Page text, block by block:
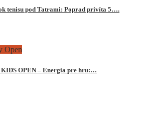
tenisu pod Tatrami: Poprad privíta 5….
Open
KIDS OPEN – Energia pre hru:…